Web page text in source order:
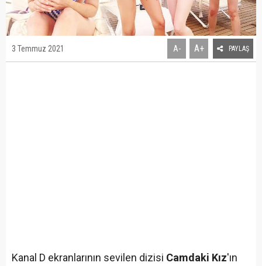
3 Temmuz 2021 A- A+ PAYLAŞ
Kanal D ekranlarının sevilen dizisi Camdaki Kız'ın